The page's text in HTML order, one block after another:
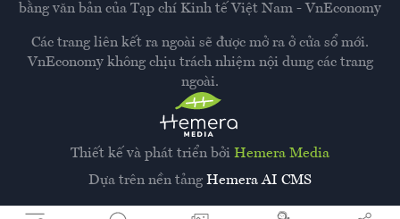
Thiết kế và phát triển bởi Hemera Media
Dựa trên nền tảng Hemera AI CMS
bằng văn bản của Tạp chí Kinh tế Việt Nam - VnEconomy
Các trang liên kết ra ngoài sẽ được mở ra ở cửa sổ mới.
VnEconomy không chịu trách nhiệm nội dung các trang
ngoài.